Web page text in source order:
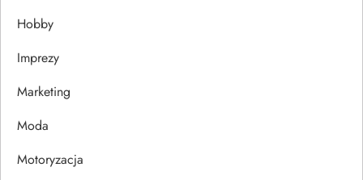
a
w
p
Hobby
Imprezy
Marketing
Moda
Motoryzacja